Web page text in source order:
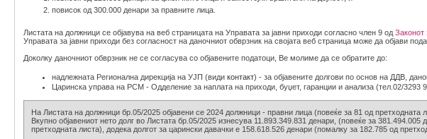
повисок од 300.000 денари за правните лица.
Листата на должници се објавува на веб страницата на Управата за јавни приходи согласно член 9 од Законот
Управата за јавни приходи без согласност на даночниот обврзник на својата веб страница може да објави
Доколку даночниот обврзник не се согласува со објавените податоци, Ве молиме да се обратите до:
надлежната Регионална дирекција на УЈП (види контакт) - за објавените долгови по основ на ДДВ,
Царинска управа на РСМ - Одделение за наплата на приходи, буџет, гаранции и анализа (тел.02/3293
На Листата на должници бр.05/2025 објавени се 2024 должници - правни лица (повеќе за 81 од претходната
Вкупно објавениот нето долг во Листата бр.05/2025 изнесува 11.893.349.831 денари, (повеќе за
претходната листа), додека долгот за царински давачки е 158.618.526 денари (помалку за 182.785 од